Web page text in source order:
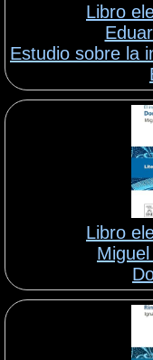
Libro
Estudio sobre la
Libro